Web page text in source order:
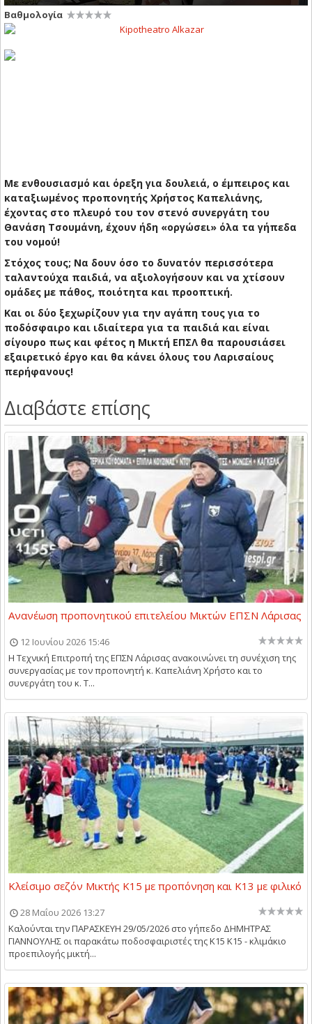
Βαθμολογία
Με ενθουσιασμό και όρεξη για δουλειά, ο έμπειρος και
καταξιωμένος προπονητής Χρήστος Καπελιάνης,
έχοντας στο πλευρό του τον στενό συνεργάτη του
Θανάση Τσουμάνη, έχουν ήδη «οργώσει» όλα τα γήπεδα
του νομού!
Στόχος τους; Να δουν όσο το δυνατόν περισσότερα
ταλαντούχα παιδιά, να αξιολογήσουν και να χτίσουν
ομάδες με πάθος, ποιότητα και προοπτική.
Και οι δύο ξεχωρίζουν για την αγάπη τους για το
ποδόσφαιρο και ιδιαίτερα για τα παιδιά και είναι
σίγουρο πως και φέτος η Μικτή ΕΠΣΛ θα παρουσιάσει
εξαιρετικό έργο και θα κάνει όλους του Λαρισαίους
περήφανους!
Διαβάστε επίσης
Ανανέωση προπονητικού επιτελείου Μικτών ΕΠΣΝ Λάρισας
12 Ιουνίου 2026 15:46
Η Τεχνική Επιτροπή της ΕΠΣΝ Λάρισας ανακοινώνει τη συνέχιση της
συνεργασίας με τον προπονητή κ. Καπελιάνη Χρήστο και το
συνεργάτη του κ. Τ...
Κλείσιμο σεζόν Μικτής Κ15 με προπόνηση και Κ13 με φιλικό
28 Μαΐου 2026 13:27
Καλούνται την ΠΑΡΑΣΚΕΥΗ 29/05/2026 στο γήπεδο ΔΗΜΗΤΡΑΣ
ΓΙΑΝΝΟΥΛΗΣ οι παρακάτω ποδοσφαιριστές της Κ15 Κ15 - κλιμάκιο
προεπιλογής μικτή...